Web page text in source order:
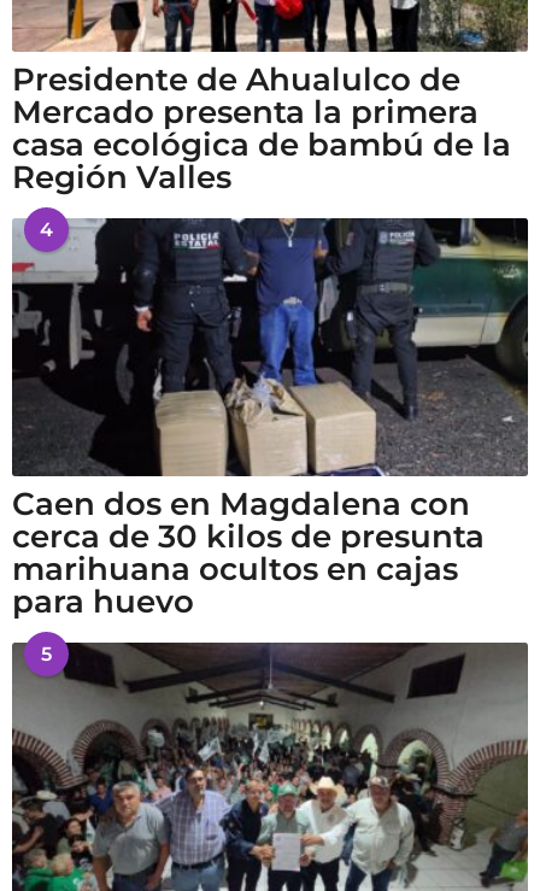
Presidente de Ahualulco de
Mercado presenta la primera
casa ecológica de bambú de la
Región Valles
4
Caen dos en Magdalena con
cerca de 30 kilos de presunta
marihuana ocultos en cajas
para huevo
5